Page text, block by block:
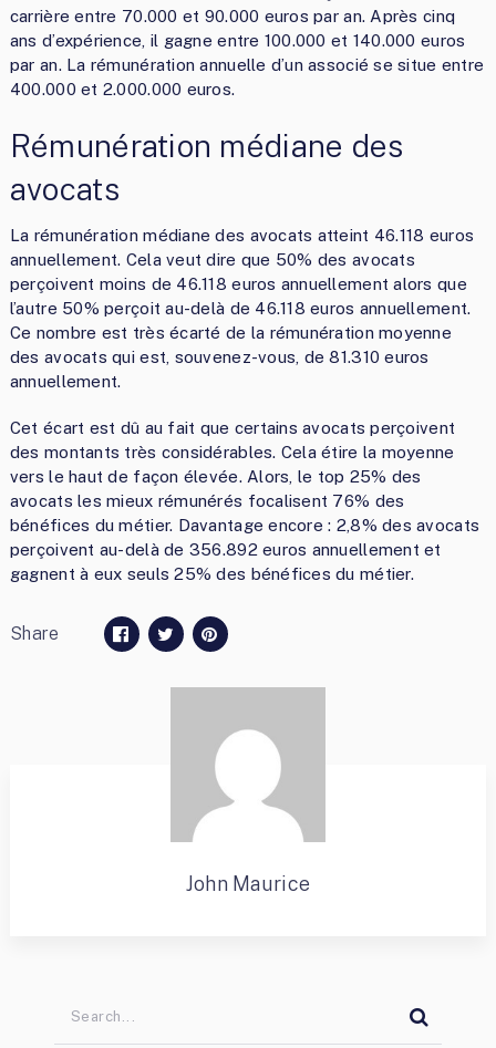
carrière entre 70.000 et 90.000 euros par an. Après cinq
ans d’expérience, il gagne entre 100.000 et 140.000 euros
par an. La rémunération annuelle d’un associé se situe entre
400.000 et 2.000.000 euros.
Rémunération médiane des
avocats
La rémunération médiane des avocats atteint 46.118 euros
annuellement. Cela veut dire que 50% des avocats
perçoivent moins de 46.118 euros annuellement alors que
l’autre 50% perçoit au-delà de 46.118 euros annuellement.
Ce nombre est très écarté de la rémunération moyenne
des avocats qui est, souvenez-vous, de 81.310 euros
annuellement.
Cet écart est dû au fait que certains avocats perçoivent
des montants très considérables. Cela étire la moyenne
vers le haut de façon élevée. Alors, le top 25% des
avocats les mieux rémunérés focalisent 76% des
bénéfices du métier. Davantage encore : 2,8% des avocats
perçoivent au-delà de 356.892 euros annuellement et
gagnent à eux seuls 25% des bénéfices du métier.
Share
John Maurice